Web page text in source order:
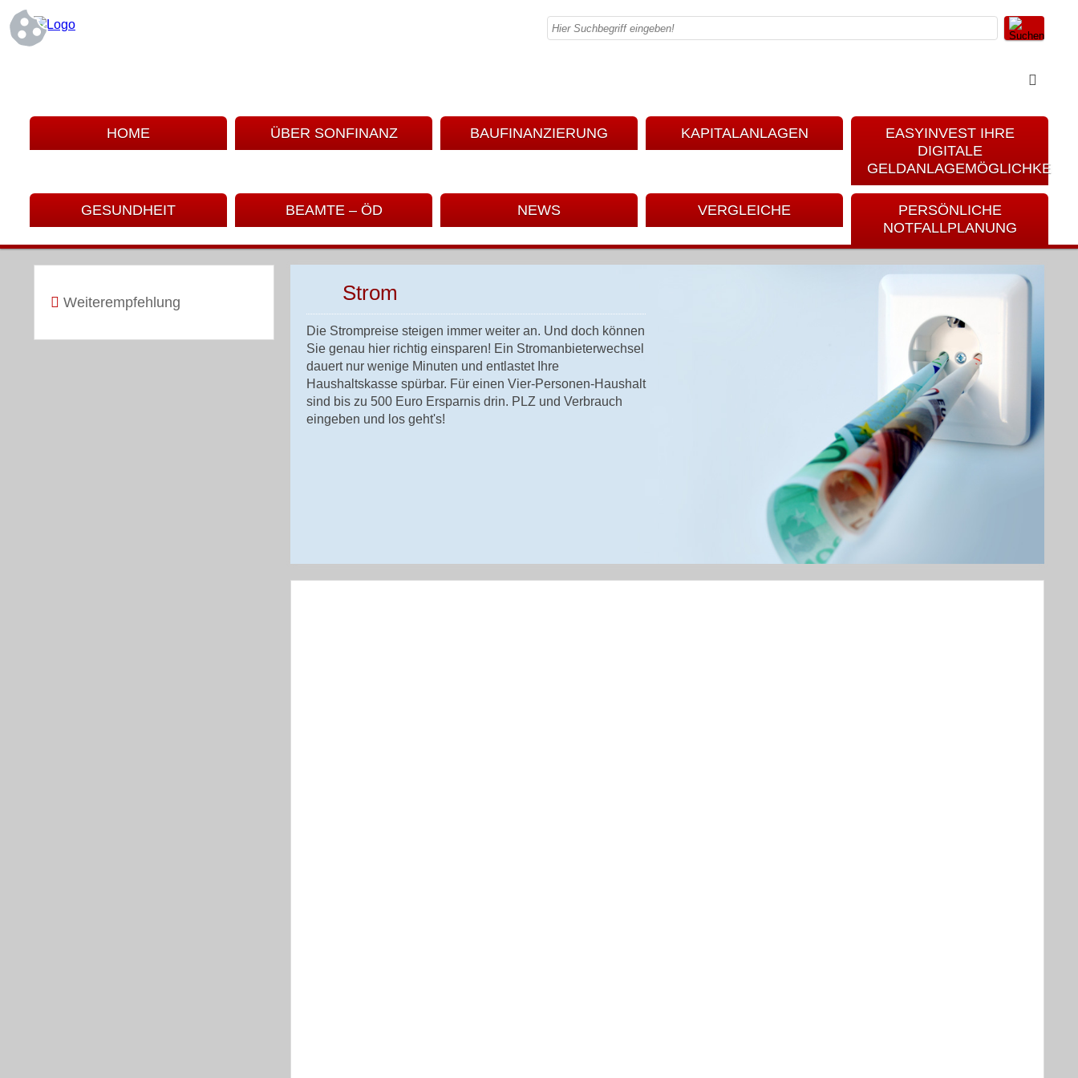
HOME ÜBER SONFINANZ BAUFINANZIERUNG KAPITALANLAGEN
EASYINVEST IHRE
DIGITALE
GELDANLAGEMÖGLICHKEIT
GESUNDHEIT BEAMTE – ÖD NEWS VERGLEICHE
PERSÖNLICHE
NOTFALLPLANUNG
Weiterempfehlung Strom
Die Strompreise steigen immer weiter an. Und doch können
Sie genau hier richtig einsparen! Ein Stromanbieterwechsel
dauert nur wenige Minuten und entlastet Ihre
Haushaltskasse spürbar. Für einen Vier-Personen-Haushalt
sind bis zu 500 Euro Ersparnis drin. PLZ und Verbrauch
eingeben und los geht's!